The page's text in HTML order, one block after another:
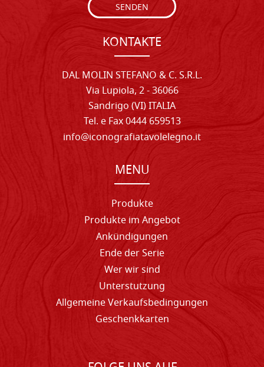
SENDEN
KONTAKTE
DAL MOLIN STEFANO & C. S.R.L.
Via Lupiola, 2 - 36066
Sandrigo (VI) ITALIA
Tel. e Fax 0444 659513
info@iconografiatavolelegno.it
MENU
Produkte
Produkte im Angebot
Ankündigungen
Ende der Serie
Wer wir sind
Unterstutzung
Allgemeine Verkaufsbedingungen
Geschenkkarten